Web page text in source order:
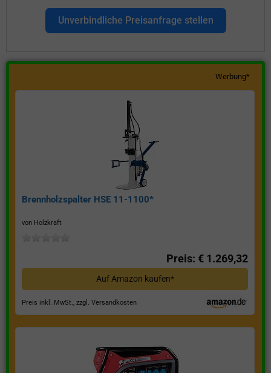
Unverbindliche Preisanfrage stellen
Werbung*
Brennholzspalter HSE 11-1100*
von Holzkraft
Preis: € 1.269,32
Auf Amazon kaufen*
Preis inkl. MwSt., zzgl. Versandkosten